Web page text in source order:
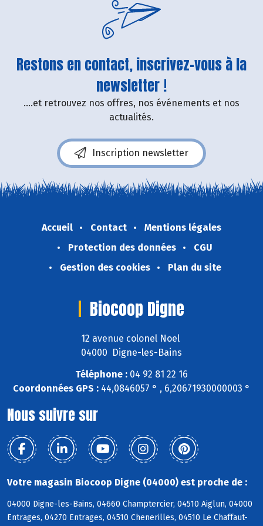
Restons en contact, inscrivez-vous à la
newsletter !
....et retrouvez nos offres, nos événements et nos
actualités.
Inscription newsletter
Accueil Contact
Mentions légales
Protection des données
CGU
Gestion des cookies
Plan du site
Biocoop Digne
12 avenue colonel Noel
04000 Digne-les-Bains
Téléphone : 04 92 81 22 16
Coordonnées GPS : 44,0846057 ° , 6,20671930000003 °
Nous suivre sur
Votre magasin Biocoop Digne (04000) est proche de :
04000 Digne-les-Bains, 04660 Champtercier, 04510 Aiglun, 04000
Entrages, 04270 Entrages, 04510 Chenerilles, 04510 Le Chaffaut-